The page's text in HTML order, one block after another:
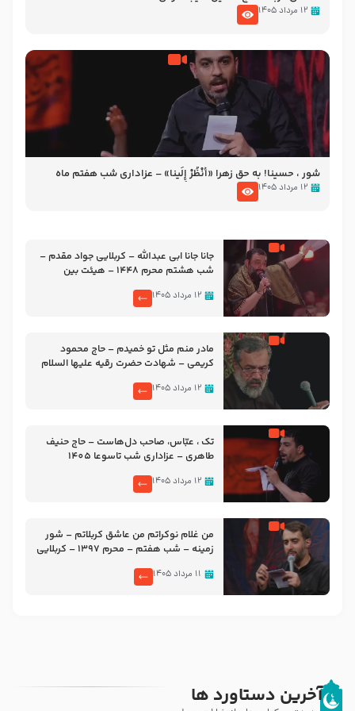
۱۲ مرداد ۱۴۰۵
شور ، حسینا! به‌ حق زهرا «أُنْظُرْ إِلَینا» – عزاداری شب هفتم ماه
محرّم 1405
۱۲ مرداد ۱۴۰۵
جانا جانا ابی عبدالله – کربلایی جواد مقدم –
شب هشتم محرم 1448 – هیئت بین
۱۲ مرداد ۱۴۰۵
مادر منم مثل تو خمیدم – حاج محمود
کریمی – شهادت حضرت رقیه علیها السلام
۱۲ مرداد ۱۴۰۵
تک ، عبّاس، صاحب دل‌هاست – حاج حنیف
طاهری – عزاداری شب تاسوعا 1405
۱۲ مرداد ۱۴۰۵
من غلام نوکراتم من عاشق کربلاتم – شور
زمینه – شب هفتم – محرم 1397 – کربلایی
۱۱ مرداد ۱۴۰۵
آخرین دستاورد ها